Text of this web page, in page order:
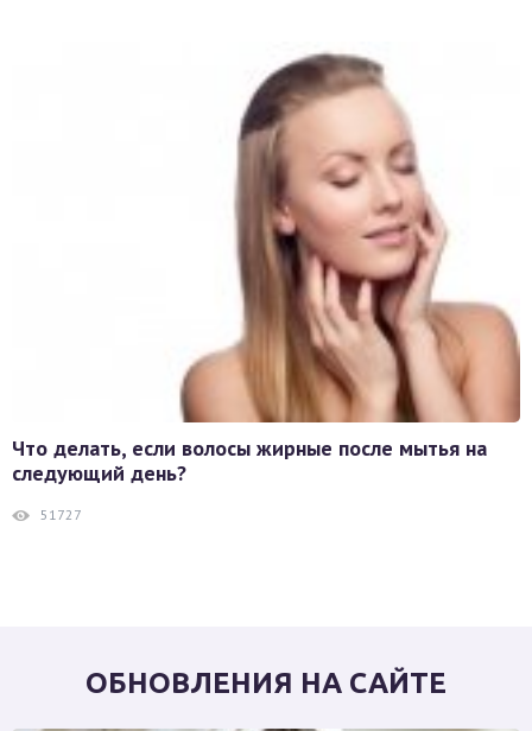
Что делать, если волосы жирные после мытья на
следующий день?
51727
ОБНОВЛЕНИЯ НА САЙТЕ